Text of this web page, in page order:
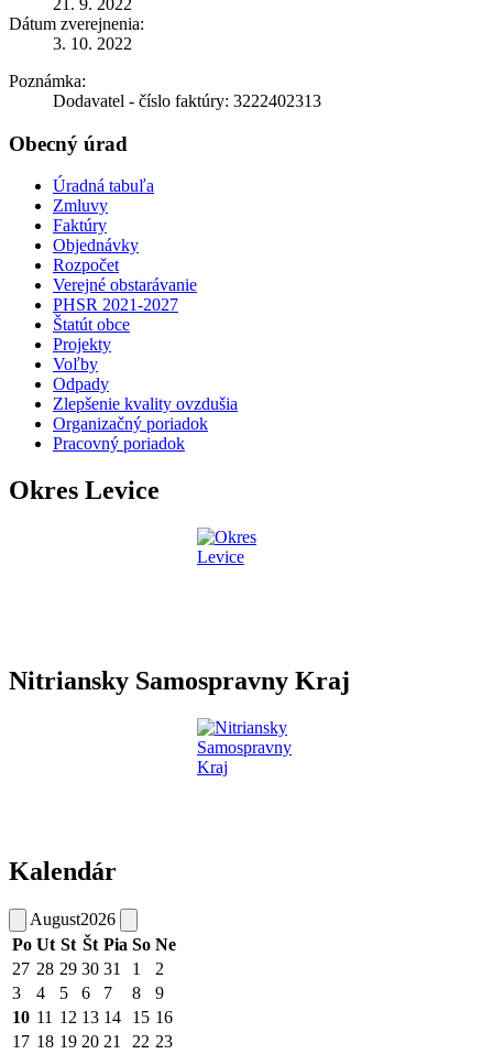
Dátum zverejnenia:
3. 10. 2022
Poznámka:
Dodavatel - číslo faktúry: 3222402313
Obecný úrad
Úradná tabuľa
Zmluvy
Faktúry
Objednávky
Rozpočet
Verejné obstarávanie
PHSR 2021-2027
Štatút obce
Projekty
Voľby
Odpady
Zlepšenie kvality ovzdušia
Organizačný poriadok
Pracovný poriadok
Okres Levice
Nitriansky Samospravny Kraj
Kalendár
August2026
Po Ut St Št Pia So Ne
27 28 29 30 31 1
2
3
4 5 6 7 8
9
10 11 12 13 14 15 16
17 18 19 20 21 22 23